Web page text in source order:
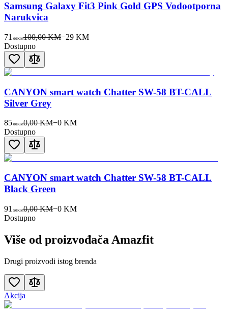
Samsung Galaxy Fit3 Pink Gold GPS Vodootporna
Narukvica
71 00KM100,00 KM−29KM
Dostupno
CANYON smart watch Chatter SW-58 BT-CALL
Silver Grey
85 00KM0,00 KM−0KM
Dostupno
CANYON smart watch Chatter SW-58 BT-CALL
Black Green
91 50KM0,00 KM−0KM
Dostupno
Više od proizvođača Amazfit
Drugi proizvodi istog brenda
Akcija